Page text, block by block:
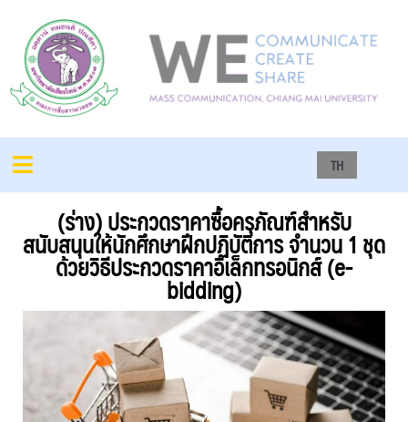
TH
(ร่าง) ประกวดราคาซื้อครุภัณฑ์สำหรับ
สนับสนุนให้นักศึกษาฝึกปฏิบัติการ จำนวน 1 ชุด
ด้วยวิธีประกวดราคาอิเล็กทรอนิกส์ (e-
bidding)